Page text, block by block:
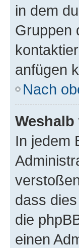
in dem
Gruppen
anfügen
Nach
In jedem
dass
die
einen